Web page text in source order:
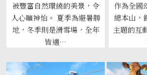
被豐富自然環繞的美景，令
人心曠神怡。 夏季為避暑勝
地，冬季則是滑雪場，全年
皆適…
作為全國
總本山，
主題的互